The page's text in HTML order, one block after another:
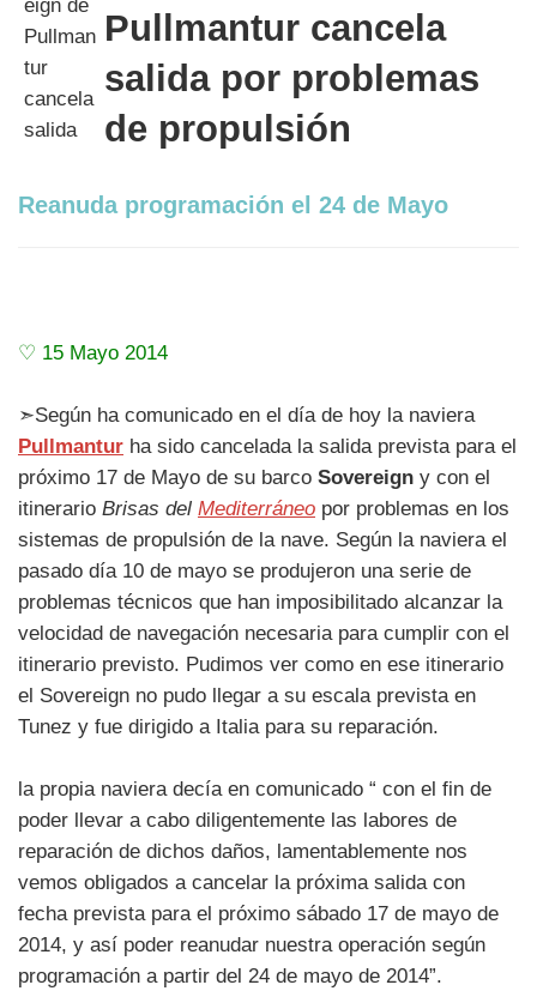
Pullmantur cancela
salida por problemas
de propulsión
Reanuda programación el 24 de Mayo
♡ 15 Mayo 2014
➣Según ha comunicado en el día de hoy la naviera
Pullmantur ha sido cancelada la salida prevista para el
próximo 17 de Mayo de su barco Sovereign y con el
itinerario Brisas del Mediterráneo por problemas en los
sistemas de propulsión de la nave. Según la naviera el
pasado día 10 de mayo se produjeron una serie de
problemas técnicos que han imposibilitado alcanzar la
velocidad de navegación necesaria para cumplir con el
itinerario previsto. Pudimos ver como en ese itinerario
el Sovereign no pudo llegar a su escala prevista en
Tunez y fue dirigido a Italia para su reparación.
la propia naviera decía en comunicado “ con el fin de
poder llevar a cabo diligentemente las labores de
reparación de dichos daños, lamentablemente nos
vemos obligados a cancelar la próxima salida con
fecha prevista para el próximo sábado 17 de mayo de
2014, y así poder reanudar nuestra operación según
programación a partir del 24 de mayo de 2014”.